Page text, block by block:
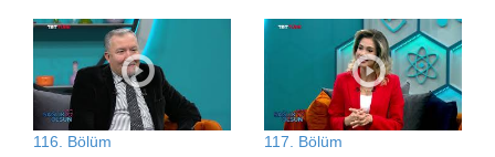
116. Bölüm 117. Bölüm